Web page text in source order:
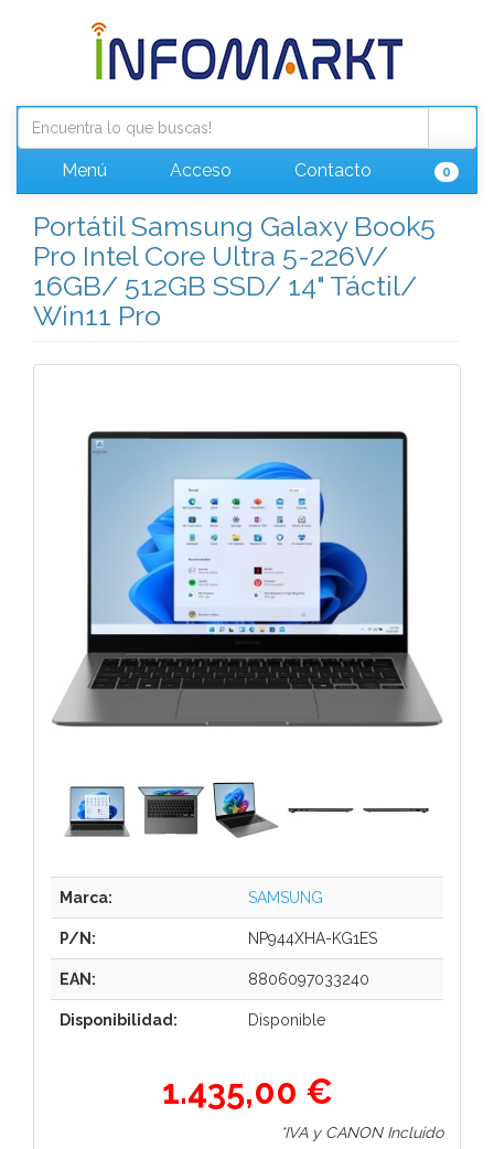
Menú Acceso Contacto 0
Portátil Samsung Galaxy Book5
Pro Intel Core Ultra 5-226V/
16GB/ 512GB SSD/ 14" Táctil/
Win11 Pro
Marca: SAMSUNG
P/N: NP944XHA-KG1ES
EAN: 8806097033240
Disponibilidad: Disponible
1.435,00 €
*IVA y CANON Incluido